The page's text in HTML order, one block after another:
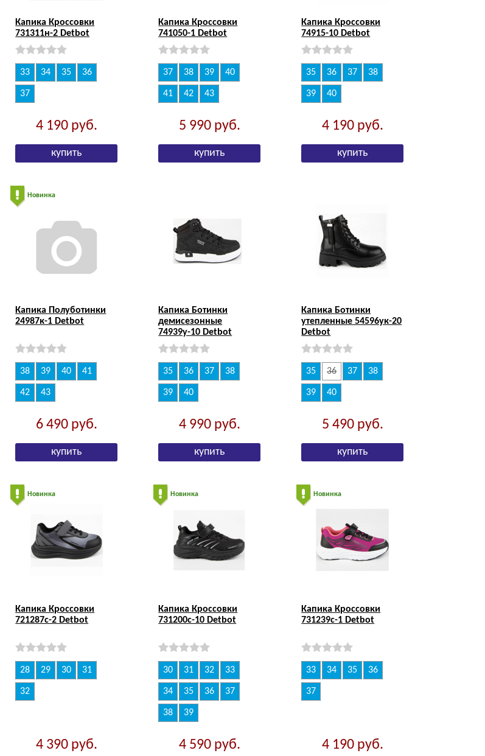
Капика Кроссовки
731311н-2 Detbot
33 34 35 36
37
4 190 руб.
Капика Кроссовки
741050-1 Detbot
37 38 39 40
41 42 43
5 990 руб.
Капика Кроссовки
74915-10 Detbot
35 36 37 38
39 40
4 190 руб.
Новинка
Капика Полуботинки
24987к-1 Detbot
38 39 40 41
42 43
6 490 руб.
Капика Ботинки
демисезонные
74939у-10 Detbot
35 36 37 38
39 40
4 990 руб.
Капика Ботинки
утепленные 54596ук-20
Detbot
35 36 37 38
39 40
5 490 руб.
Новинка
Капика Кроссовки
721287с-2 Detbot
28 29 30 31
32
4 390 руб.
Новинка
Капика Кроссовки
731200с-10 Detbot
30 31 32 33
34 35 36 37
38 39
4 590 руб.
Новинка
Капика Кроссовки
731239с-1 Detbot
33 34 35 36
37
4 190 руб.